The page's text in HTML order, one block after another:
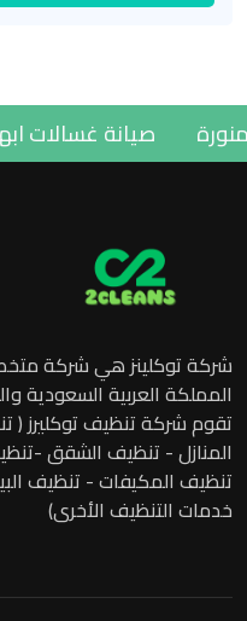
المنورة صيانة
شركة توكلينز هي شركة
المملكة العربية السعودية
تقوم شركة تنظيف توكليرز
المنازل - تنظيف الشقق -
تنظيف المكيفات - تنظيف
خدمات التنظيف الأخرى)